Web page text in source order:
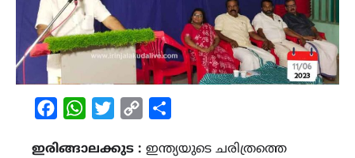
FacebookWhatsAppTwitterCopy
ഇരിങ്ങാലക്കുട : ഇന്ത്യയുടെ ചരിത്രത്തെ